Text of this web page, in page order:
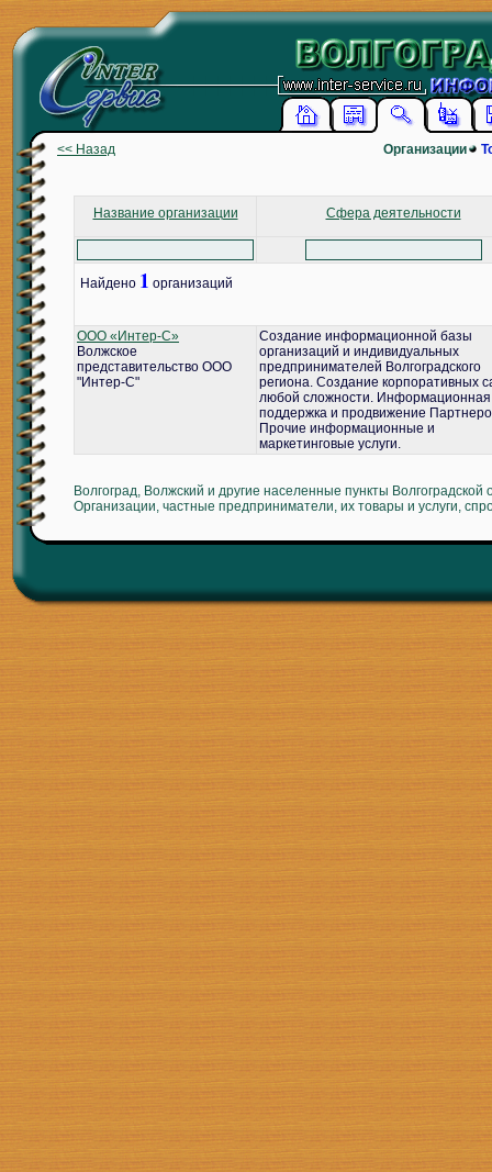
<< Назад Организации
Название организации Сфера деятельности
Найдено 1 организаций
ООО «Интер-С»
Волжское
представительство ООО
"Интер-С"
Создание информационной базы
организаций и индивидуальных
предпринимателей Волгоградского
региона. Создание корпоративных
любой сложности. Информационная
поддержка и продвижение
Прочие информационные и
маркетинговые услуги.
Волгоград, Волжский и другие населенные пункты Волгоградской
Организации, частные предприниматели, их товары и услуги,